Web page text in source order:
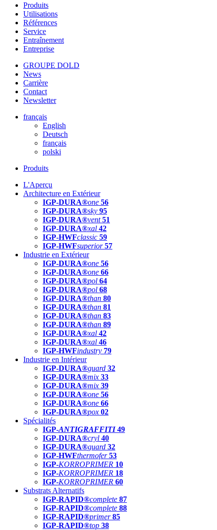
Produits
Utilisations
Références
Service
Entraînement
Entreprise
GROUPE DOLD
News
Carrière
Contact
Newsletter
français
English
Deutsch
français
polski
Produits
L'Aperçu
Architecture en Extérieur
IGP-DURA®one 56
IGP-DURA®sky 95
IGP-DURA®vent 51
IGP-DURA®xal 42
IGP-HWFclassic 59
IGP-HWFsuperior 57
Industrie en Extérieur
IGP-DURA®one 56
IGP-DURA®one 66
IGP-DURA®pol 64
IGP-DURA®pol 68
IGP-DURA®than 80
IGP-DURA®than 81
IGP-DURA®than 83
IGP-DURA®than 89
IGP-DURA®xal 42
IGP-DURA®xal 46
IGP-HWFindustry 79
Industrie en Intérieur
IGP-DURA®guard 32
IGP-DURA®mix 33
IGP-DURA®mix 39
IGP-DURA®one 56
IGP-DURA®one 66
IGP-DURA®pox 02
Spécialités
IGP-ANTIGRAFFITI49
IGP-DURA®cryl 40
IGP-DURA®guard 32
IGP-HWFthermofer 53
IGP-KORROPRIMER 10
IGP-KORROPRIMER 18
IGP-KORROPRIMER 60
Substrats Alternatifs
IGP-RAPID®complete 87
IGP-RAPID®complete 88
IGP-RAPID®primer 85
IGP-RAPID®top 38